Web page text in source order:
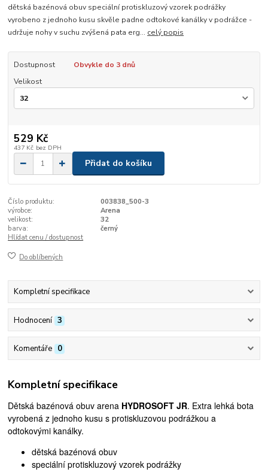
dětská bazénová obuv speciální protiskluzový vzorek podrážky
vyrobeno z jednoho kusu skvěle padne odtokové kanálky v podrážce -
udržuje nohy v suchu zvýšená pata erg... celý popis
Dostupnost
Obvykle do 3 dnů
Velikost
529 Kč
437 Kč bez DPH
Přidat do košíku
Číslo produktu:
003838_500-3
výrobce:
Arena
velikost:
32
barva:
černý
Hlídat cenu / dostupnost
Do oblíbených
Kompletní specifikace
Hodnocení 3
Komentáře 0
Kompletní specifikace
Dětská bazénová obuv arena HYDROSOFT JR. Extra lehká bota
vyrobená z jednoho kusu s protiskluzovou podrážkou a
odtokovými kanálky.
dětská bazénová obuv
speciální protiskluzový vzorek podrážky